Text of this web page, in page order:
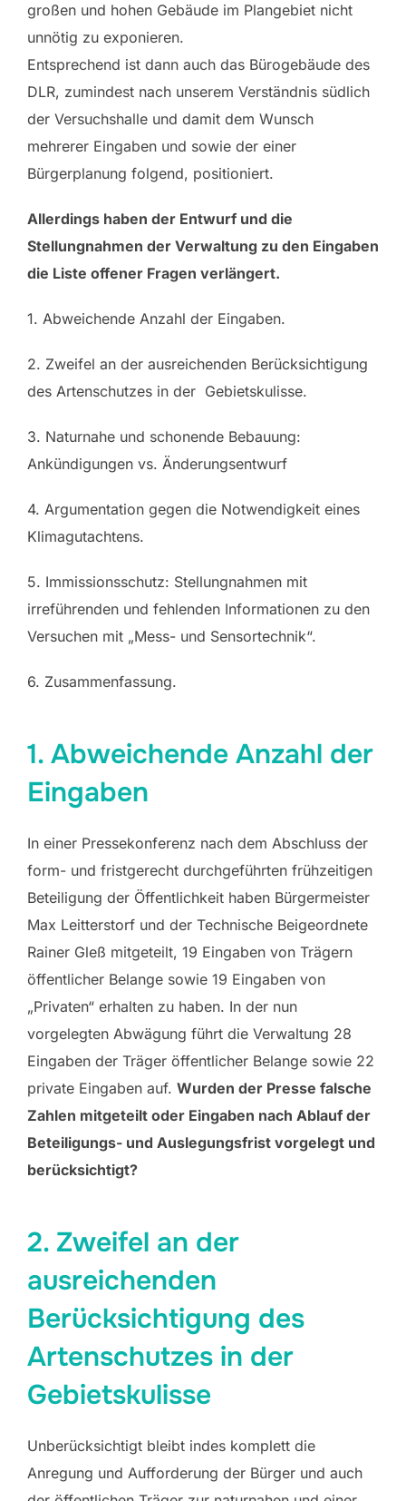
großen und hohen Gebäude im Plangebiet nicht
unnötig zu exponieren.
Entsprechend ist dann auch das Bürogebäude des
DLR, zumindest nach unserem Verständnis südlich
der Versuchshalle und damit dem Wunsch
mehrerer Eingaben und sowie der einer
Bürgerplanung folgend, positioniert.
Allerdings haben der Entwurf und die
Stellungnahmen der Verwaltung zu den Eingaben
die Liste offener Fragen verlängert.
1. Abweichende Anzahl der Eingaben.
2. Zweifel an der ausreichenden Berücksichtigung
des Artenschutzes in der Gebietskulisse.
3. Naturnahe und schonende Bebauung:
Ankündigungen vs. Änderungsentwurf
4. Argumentation gegen die Notwendigkeit eines
Klimagutachtens.
5. Immissionsschutz: Stellungnahmen mit
irreführenden und fehlenden Informationen zu den
Versuchen mit „Mess- und Sensortechnik“.
6. Zusammenfassung.
1. Abweichende Anzahl der
Eingaben
In einer Pressekonferenz nach dem Abschluss der
form- und fristgerecht durchgeführten frühzeitigen
Beteiligung der Öffentlichkeit haben Bürgermeister
Max Leitterstorf und der Technische Beigeordnete
Rainer Gleß mitgeteilt, 19 Eingaben von Trägern
öffentlicher Belange sowie 19 Eingaben von
„Privaten“ erhalten zu haben. In der nun
vorgelegten Abwägung führt die Verwaltung 28
Eingaben der Träger öffentlicher Belange sowie 22
private Eingaben auf. Wurden der Presse falsche
Zahlen mitgeteilt oder Eingaben nach Ablauf der
Beteiligungs- und Auslegungsfrist vorgelegt und
berücksichtigt?
2. Zweifel an der
ausreichenden
Berücksichtigung des
Artenschutzes in der
Gebietskulisse
Unberücksichtigt bleibt indes komplett die
Anregung und Aufforderung der Bürger und auch